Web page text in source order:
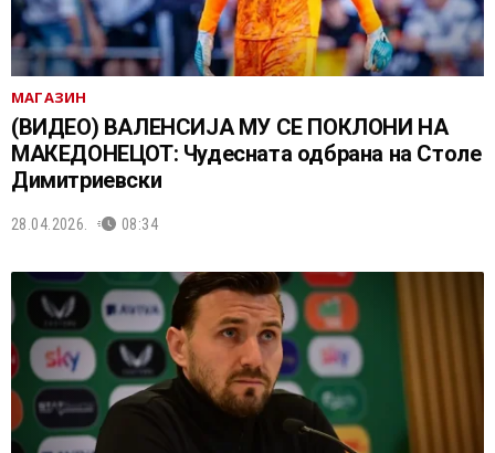
МАГАЗИН
(ВИДЕО) ВАЛЕНСИЈА МУ СЕ ПОКЛОНИ НА
МАКЕДОНЕЦОТ: Чудесната одбрана на Столе
Димитриевски
28.04.2026. 08:34